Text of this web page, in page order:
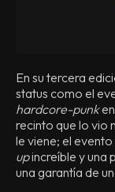
En su tercera
status como el
hardcore-punk
recinto que lo vio
le viene; el
upincreíble y una
una garantía de